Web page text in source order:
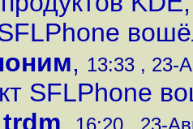
, 13:33 , 23-
SFLPhone
trdm, 16:20 , 23-